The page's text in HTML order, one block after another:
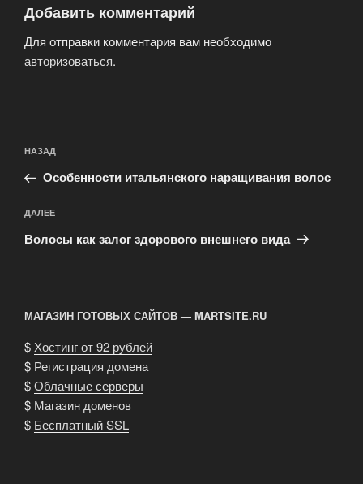
Добавить комментарий
Для отправки комментария вам необходимо
авторизоваться.
по
записям
Предыдущая
запись:
НАЗАД
Особенности итальянского наращивания волос
Следующая
запись
ДАЛЕЕ
Волосы как залог здорового внешнего вида
МАГАЗИН ГОТОВЫХ САЙТОВ — MARTSITE.RU
$Хостинг от 92 рублей
$ Регистрация домена
$Облачные серверы
$ Магазин доменов
$ Бесплатный SSL